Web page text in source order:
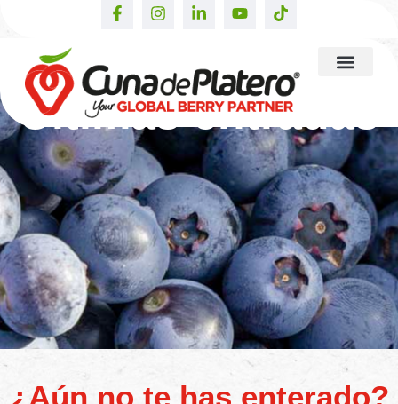
Últimas entradas
¿Aún no te has enterado?